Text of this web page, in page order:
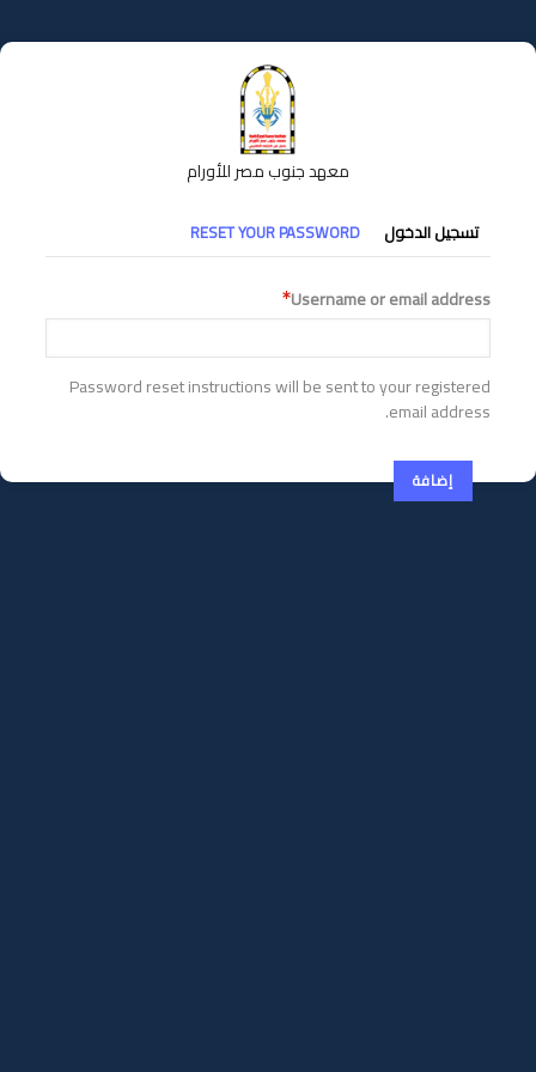
إلى
المحتوى
معهد جنوب مصر للأورام
التبويبات
الأساسية
تسجيل الدخول RESET YOUR PASSWORD
Username or email address
Password reset instructions will be sent to your registered
email address.